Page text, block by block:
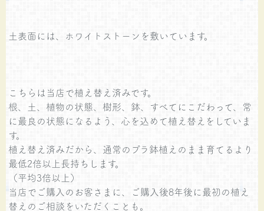
土表面には、ホワイトストーンを敷いています。
こちらは当店で植え替え済みです。
根、土、植物の状態、樹形、鉢、すべてにこだわって、常
に最良の状態になるよう、心を込めて植え替えをしていま
す。
植え替え済みだから、通常のプラ鉢植えのまま育てるより
最低2倍以上長持ちします。
（平均3倍以上）
当店でご購入のお客さまに、ご購入後8年後に最初の植え
替えのご相談をいただくことも。